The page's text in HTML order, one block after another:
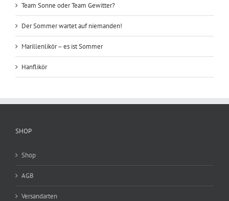
Team Sonne oder Team Gewitter?
Der Sommer wartet auf niemanden!
Marillenlikör – es ist Sommer
Hanflikör
SHOP
Shop
AGB
Versandarten